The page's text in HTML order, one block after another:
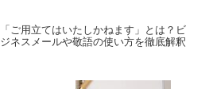
「ご用立てはいたしかねます」とは？ビ
ジネスメールや敬語の使い方を徹底解釈